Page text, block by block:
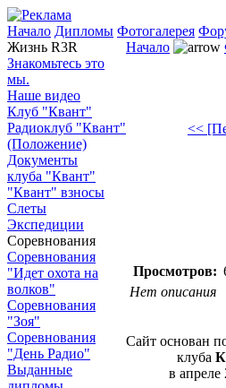
Начало Дипломы Фотогалерея
Жизнь R3R
Знакомьтесь это
мы.
Наше видео
Клуб "Квант"
Радиоклуб "Квант"
(Положение)
Документы
клуба "Квант"
"Квант" взносы
Слеты
Экспедиции
Соревнования
Соревнования
"Идет охота на
волков"
Соревнования
"Зоя"
Соревнования
"День Радио"
Выданные
Начало
<<
Просмотров:
Нет описания
Сайт основан
клуба
в апреле